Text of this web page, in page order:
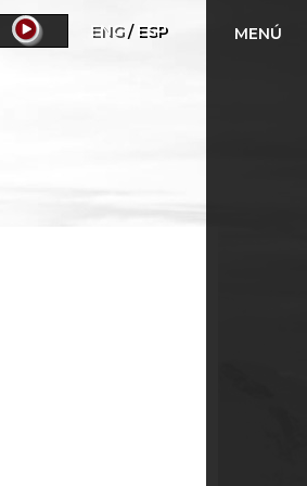
ENG ESP MENÚ